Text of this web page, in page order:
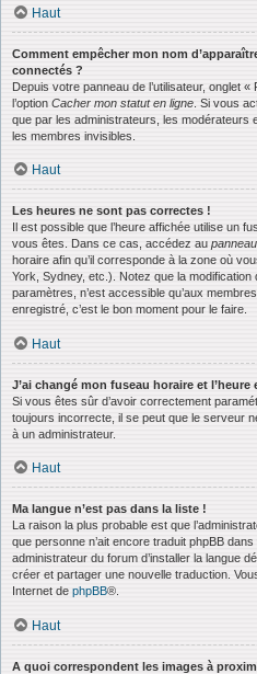
Haut
Comment empêcher mon nom
connectés ?
Depuis votre panneau de l’utilisateur, onglet
l’option Cacher mon statut en ligne . Si vous
que par les administrateurs, les modérateurs
les membres invisibles.
Haut
Les heures ne sont pas correctes !
Il est possible que l’heure affichée utilise un
vous êtes. Dans ce cas, accédez au
horaire afin qu’il corresponde à la zone où
York, Sydney, etc.). Notez que la
paramètres, n’est accessible qu’aux
enregistré, c’est le bon moment pour le faire.
Haut
J’ai changé mon fuseau horaire et
Si vous êtes sûr d’avoir correctement
toujours incorrecte, il se peut que le serveur
à un administrateur.
Haut
Ma langue n’est pas dans la liste !
La raison la plus probable est que
que personne n’ait encore traduit phpBB
administrateur du forum d’installer la langue
créer et partager une nouvelle traduction.
Internet de phpBB®.
Haut
A quoi correspondent les images à